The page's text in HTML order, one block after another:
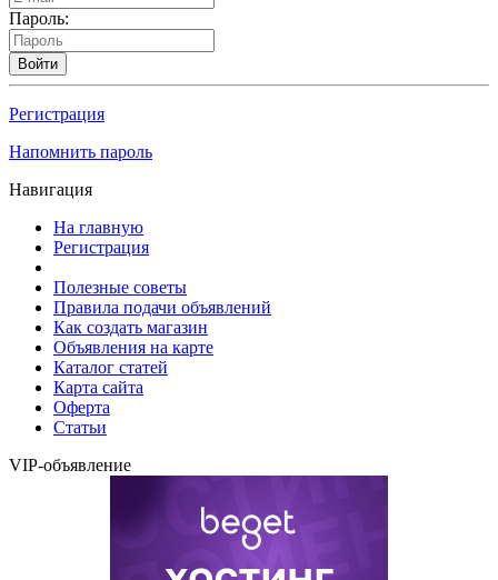
Пароль:
Войти
Регистрация
Напомнить пароль
Навигация
На главную
Регистрация
Полезные советы
Правила подачи объявлений
Как создать магазин
Объявления на карте
Каталог статей
Карта сайта
Оферта
Статьи
VIP-объявление